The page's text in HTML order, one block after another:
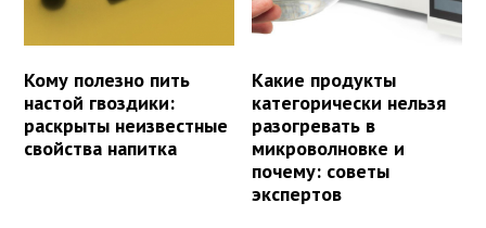
Кому полезно пить
настой гвоздики:
раскрыты неизвестные
свойства напитка
Какие продукты
категорически нельзя
разогревать в
микроволновке и
почему: советы
экспертов